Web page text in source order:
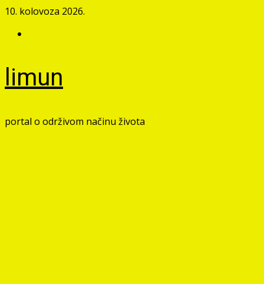
Skip
content
10. kolovoza 2026.
limun
portal o održivom načinu života